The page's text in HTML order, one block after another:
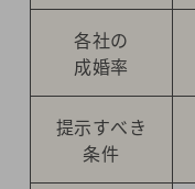
各社の
成婚率
提示すべき
条件